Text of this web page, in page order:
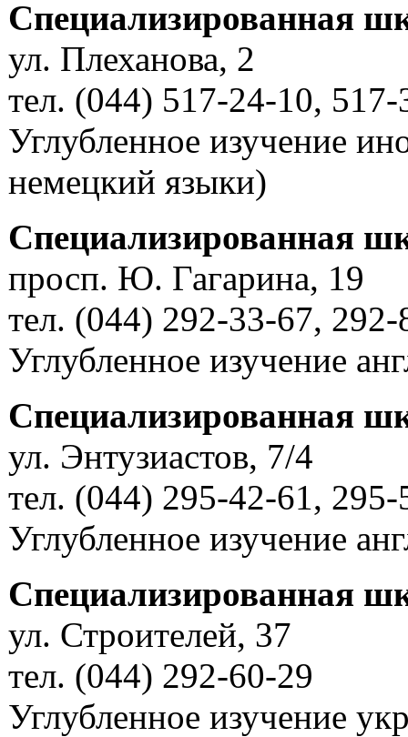
Специализированная
ул. Плеханова, 2
тел. (044) 517-24-10, 517-
Углубленное изучение
немецкий языки)
Специализированная
просп. Ю. Гагарина, 19
тел. (044) 292-33-67, 292-
Углубленное изучение
Специализированная
ул. Энтузиастов, 7/4
тел. (044) 295-42-61, 295-
Углубленное изучение
Специализированная
ул. Строителей, 37
тел. (044) 292-60-29
Углубленное изучение